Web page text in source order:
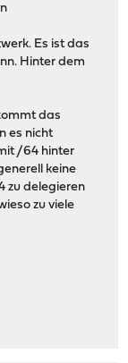
Es ist das
Hinter dem
das
es nicht
/64 hinter
keine
zu delegieren
zu viele